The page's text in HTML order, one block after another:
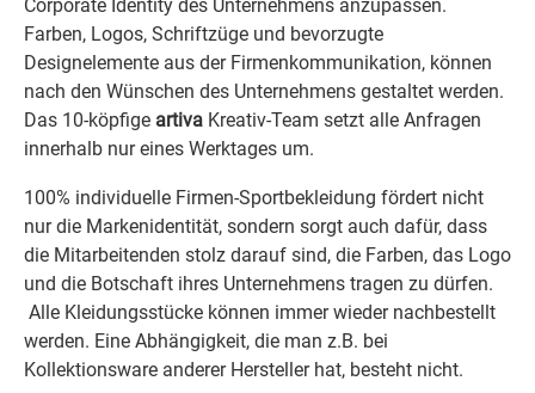
Corporate Identity des Unternehmens anzupassen.
Farben, Logos, Schriftzüge und bevorzugte
Designelemente aus der Firmenkommunikation, können
nach den Wünschen des Unternehmens gestaltet werden.
Das 10-köpfige artiva Kreativ-Team setzt alle Anfragen
innerhalb nur eines Werktages um.
100% individuelle Firmen-Sportbekleidung fördert nicht
nur die Markenidentität, sondern sorgt auch dafür, dass
die Mitarbeitenden stolz darauf sind, die Farben, das Logo
und die Botschaft ihres Unternehmens tragen zu dürfen.
Alle Kleidungsstücke können immer wieder nachbestellt
werden. Eine Abhängigkeit, die man z.B. bei
Kollektionsware anderer Hersteller hat, besteht nicht.